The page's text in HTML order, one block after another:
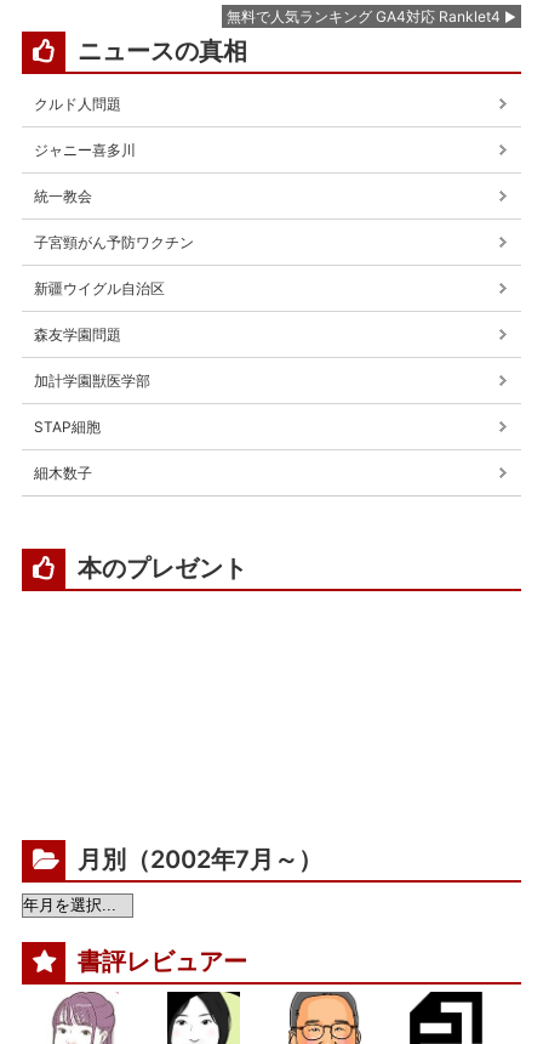
無料で人気ランキング GA4対応 Ranklet4
ニュースの真相
クルド人問題
ジャニー喜多川
統一教会
子宮頸がん予防ワクチン
新疆ウイグル自治区
森友学園問題
加計学園獣医学部
STAP細胞
細木数子
本のプレゼント
月別（2002年7月～）
書評レビュアー